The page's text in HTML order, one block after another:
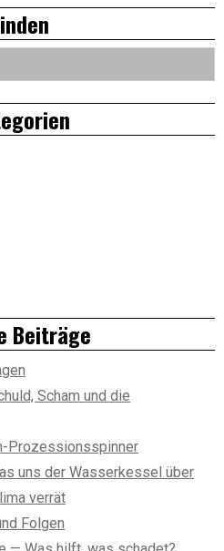
Beiträge
Scham und die
Prozessionsspinner
uns der Wasserkessel über
verrät
Folgen